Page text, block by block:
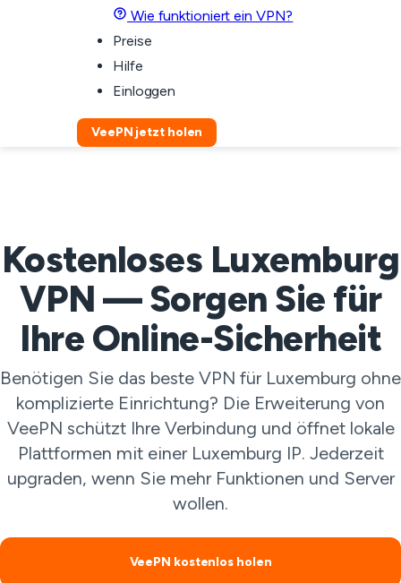
Wie funktioniert ein VPN?
Preise
Hilfe
Einloggen
VeePN jetzt holen
Kostenloses Luxemburg
VPN — Sorgen Sie für
Ihre Online-Sicherheit
Benötigen Sie das beste VPN für Luxemburg ohne
komplizierte Einrichtung? Die Erweiterung von
VeePN schützt Ihre Verbindung und öffnet lokale
Plattformen mit einer Luxemburg IP. Jederzeit
upgraden, wenn Sie mehr Funktionen und Server
wollen.
VeePN kostenlos holen